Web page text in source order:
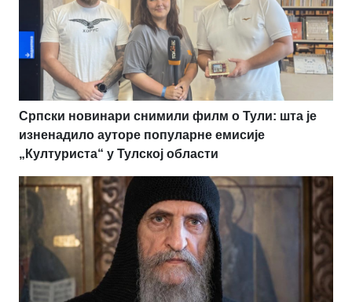
Српски новинари снимили филм о Тули: шта је
изненадило ауторе популарне емисије
„Културиста“ у Тулској области